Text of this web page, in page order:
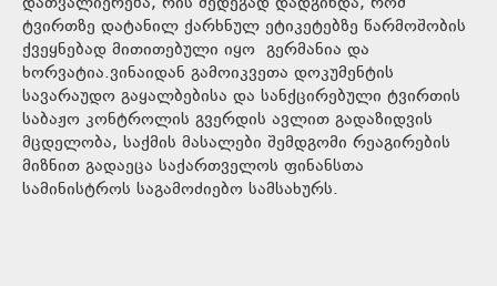
ტვირთზე დატანილ ქარხნულ ეტიკეტებზე წარმოშობის
ქვეყნებად მითითებული იყო გერმანია და
ხორვატია.ვინაიდან გამოიკვეთა დოკუმენტის
სავარაუდო გაყალბებისა და სანქცირებული ტვირთის
საბაჟო კონტროლის გვერდის ავლით გადაზიდვის
მცდელობა, საქმის მასალები შემდგომი რეაგირების
მიზნით გადაეცა საქართველოს ფინანსთა
სამინისტროს საგამოძიებო სამსახურს.